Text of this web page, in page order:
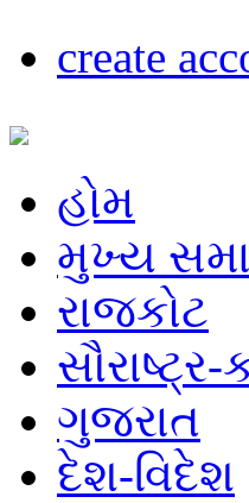
create
હોમ
મુખ્ય
રાજકોટ
ગુજરાત
દેશ-વિદેશ